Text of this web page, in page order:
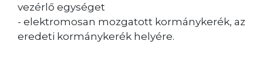
vezérlő egységet
- elektromosan mozgatott kormánykerék, az
eredeti kormánykerék helyére.